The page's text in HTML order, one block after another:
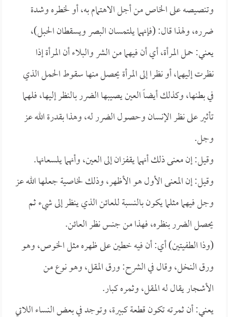
وتنصيصه على الخاص من أجل الاهتمام به، أو لخطره وشدة
ضرره، ولهذا قال: (فإنهما يلتمسان البصر ويسقطان الحبل)،
يعني: حمل المرأة، أي أن فيهما من الشر والبلاء أن المرأة إذا
نظرت إليهما، أو نظرا إلى المرأة يحصل منها سقوط الحمل الذي
في بطنها، وكذلك أيضاً العين يصيبها الضرر بالنظر إليها، فلهما
تأثير على نظر الإنسان وحصول الضرر له، وهذا بقدرة الله عز
وجل.
وقيل: إن معنى ذلك أنهما يقفزان إلى العين، وأنهما يلسعانها.
وقيل: إن المعنى الأول هو الأظهر، وذلك لخاصية جعلها الله عز
وجل فيهما مثلما يكون بالنسبة للعائن الذي ينظر إلى شيء ثم
يحصل الضرر بنظره، فهذا من جنس نظر العائن.
(وذا الطفيتين) أي: أن فيه خطين على ظهره مثل الخوص، وهو
ورق النخل، وقال في الشرح: ورق المقل، وهو نوع من
الأشجار يقال له المقل، وثمره كبار.
يعني: أن ثمرته تكون قطعة كبيرة، وتوجد في بعض النساء اللاتي